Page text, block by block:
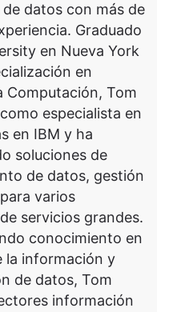
datos con más de
Graduado
en Nueva York
en
Computación, Tom
especialista en
en IBM y ha
soluciones de
de datos, gestión
varios
servicios grandes.
conocimiento en
la información y
de datos, Tom
información